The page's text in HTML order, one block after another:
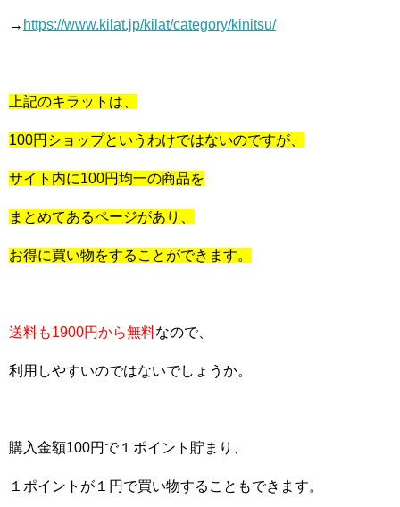
→ https://www.kilat.jp/kilat/category/kinitsu/
上記のキラットは、
100円ショップというわけではないのですが、
サイト内に100円均一の商品を
まとめてあるページがあり、
お得に買い物をすることができます。
送料も1900円から無料なので、
利用しやすいのではないでしょうか。
購入金額100円で１ポイント貯まり、
１ポイントが１円で買い物することもできます。